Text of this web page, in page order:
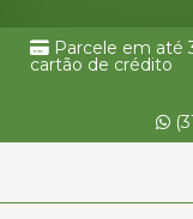
Parcele em até
cartão de crédito